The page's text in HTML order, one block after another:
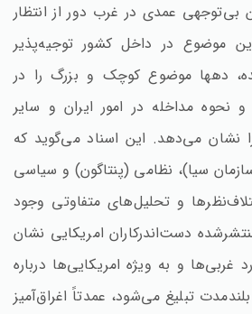
بی‌توجهی عمدی در غرب دور از انتظار
موضوع در داخل کشور توجیه‌پذیر
دهها موضوع کوچک و بزرگ را در
نحوه مداخله در امور ایران و سایر
نشان می‌دهد. این اسناد می‌گوید که
سیا)، نظامی (پنتاگون‌) و سیاسی
و تحلیل‌های متفاوتی وجود
دست‌اندرکاران امریکایی نشان
و به ویژه امریکایی‌ها درباره
تبلیغ می‌شود، عمدتاً اغراق‌آمیز